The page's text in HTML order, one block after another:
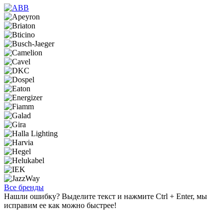
Все бренды
Нашли ошибку? Выделите текст и нажмите Ctrl + Enter, мы
исправим ее как можно быстрее!